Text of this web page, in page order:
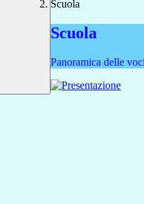
Scuola
Scuola
Panoramica delle